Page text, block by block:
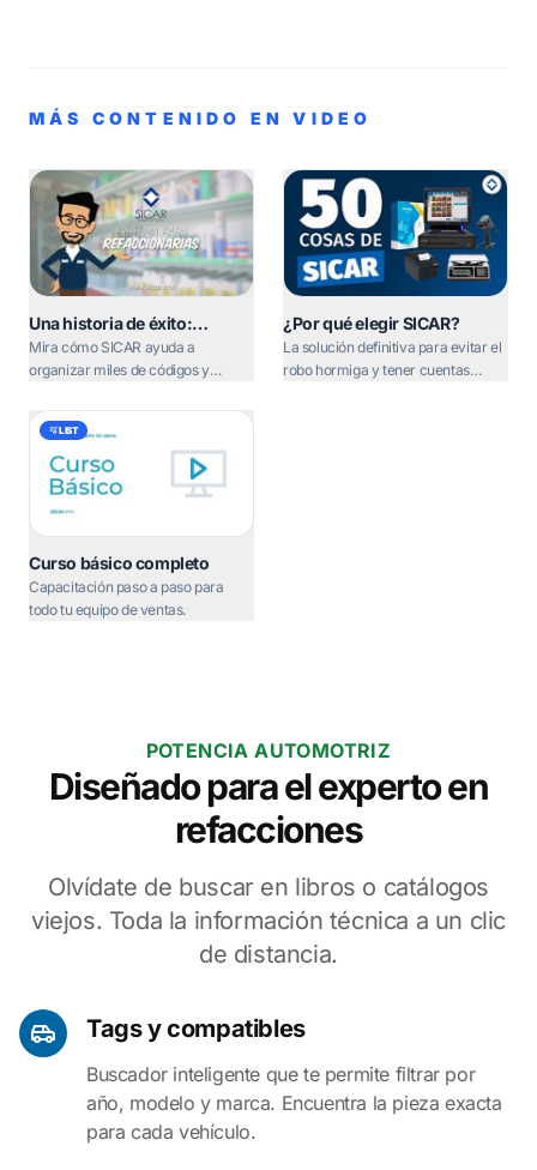
MÁS CONTENIDO EN VIDEO
Una historia de éxito:
refaccionaria
Mira cómo SICAR ayuda a
organizar miles de códigos y
¿Por qué elegir SICAR?
La solución definitiva para evitar el
robo hormiga y tener cuentas
LIST
Curso básico completo
Capacitación paso a paso para
todo tu equipo de ventas.
POTENCIA AUTOMOTRIZ
Diseñado para el experto en
refacciones
Olvídate de buscar en libros o catálogos
viejos. Toda la información técnica a un clic
de distancia.
Tags y compatibles
Buscador inteligente que te permite filtrar por
año, modelo y marca. Encuentra la pieza exacta
para cada vehículo.